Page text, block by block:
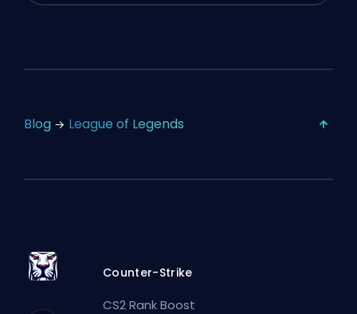
Blog League of Legends
Counter-Strike
CS2 Rank Boost